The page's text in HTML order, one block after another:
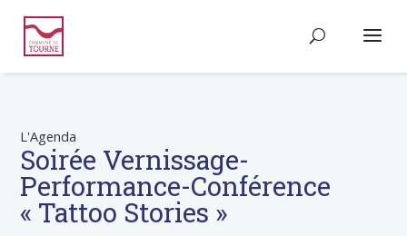
L'Agenda
Soirée Vernissage-
Performance-Conférence
« Tattoo Stories »